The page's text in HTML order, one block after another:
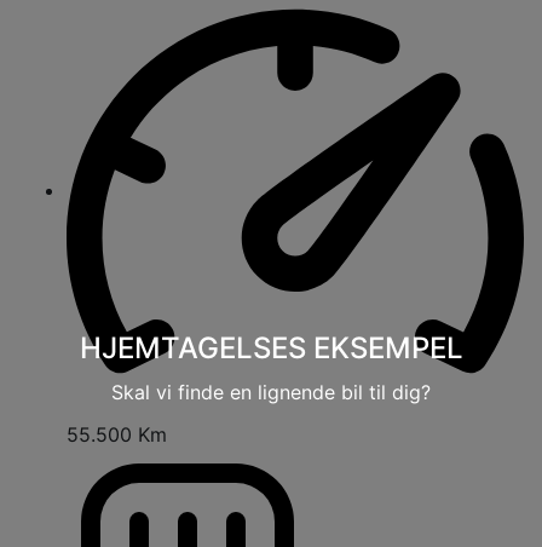
HJEMTAGELSES EKSEMPEL
Skal vi finde en lignende bil til dig?
55.500 Km